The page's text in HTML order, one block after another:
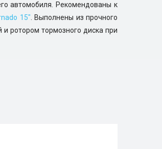
автомобиля. Рекомендованы к
15" . Выполнены из прочного
ротором тормозного диска при